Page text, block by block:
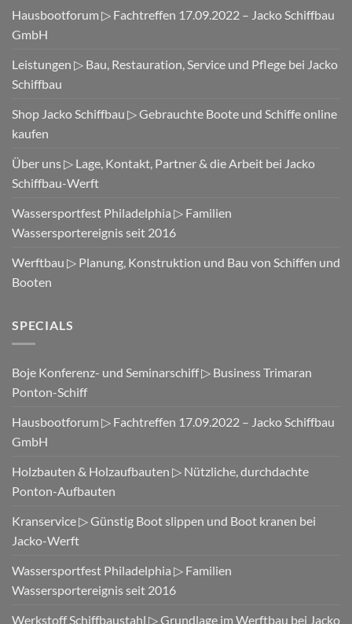
Hausbootforum ▷ Fachtreffen 17.09.2022 – Jacko Schiffbau
GmbH
Leistungen ▷ Bau, Restauration, Service und Pflege bei Jacko
Schiffbau
Shop Jacko Schiffbau ▷ Gebrauchte Boote und Schiffe online
kaufen
Über uns ▷ Lage, Kontakt, Partner & die Arbeit bei Jacko
Schiffbau-Werft
Wassersportfest Philadelphia ▷ Familien
Wassersportereignis seit 2016
Werftbau ▷ Planung, Konstruktion und Bau von Schiffen und
Booten
SPECIALS
Boje Konferenz- und Seminarschiff ▷ Business Trimaran
Ponton-Schiff
Hausbootforum ▷ Fachtreffen 17.09.2022 – Jacko Schiffbau
GmbH
Holzbauten & Holzaufbauten ▷ Nützliche, durchdachte
Ponton-Aufbauten
Kranservice ▷ Günstig Boot slippen und Boot kranen bei
Jacko-Werft
Wassersportfest Philadelphia ▷ Familien
Wassersportereignis seit 2016
Werkstoff Schiffbaustahl ▷ Grundlage im Werftbau bei Jacko